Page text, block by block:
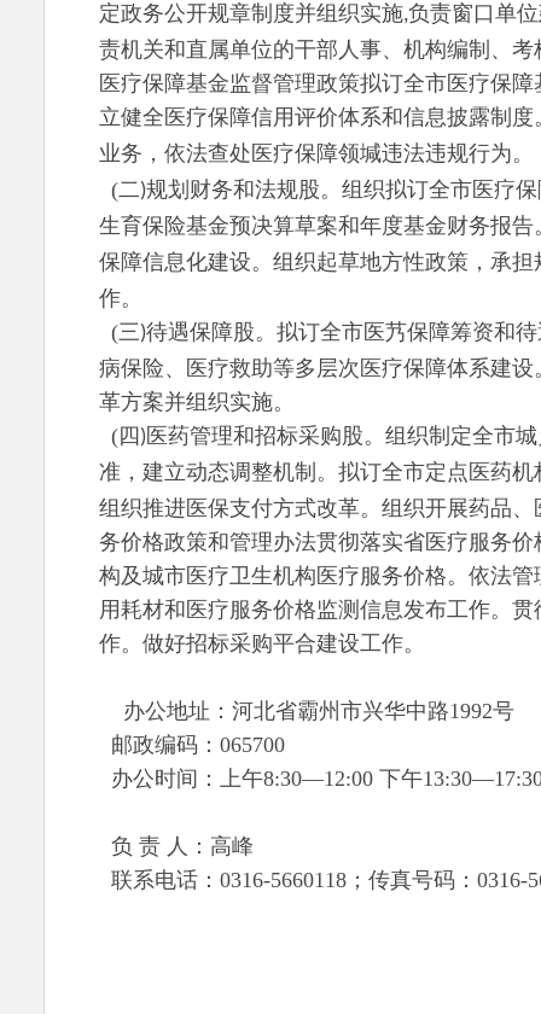
定政务公开规章制度并组织实施,负责窗口单
责机关和直属单位的干部人事、机构编制、
医疗保障基金监督管理政策拟订全市医疗保
立健全医疗保障信用评价体系和信息披露制
业务 ， 依法查处医疗保障领堿违法违规行为。
(二)规划财务和法规股。组织拟订全市医疗
生育保险基金预决算草案和年度基金财务报
保障信息化建设。组织起草地方性政策 ， 承担
作。
(三)待遇保障股。拟订全市医艿保障筹资和
病保险、医疗救助等多层次医疗保障体系建
革方案并组织实施。
(四 ) 医药管理和招标采购股。组织制定全市
准 ， 建立动态调整机制。拟订全市定点医药
组织推进医保支付方式改革。组织开展药品
务价格政策和管理办法贯彻落实省医疗服务
构及城市医疗卫生机构医疗服务价格。依法
用耗材和医疗服务价格监测信息发布工作。 贯
作。做好招标采购平合建设工作。
办公地址：河北省霸州市兴华中路1992号
邮政编码：065700
办公时间：上午8:30—12:00 下午
负 责 人：高峰
联系电话：0316-5660118；传真号码：0316-